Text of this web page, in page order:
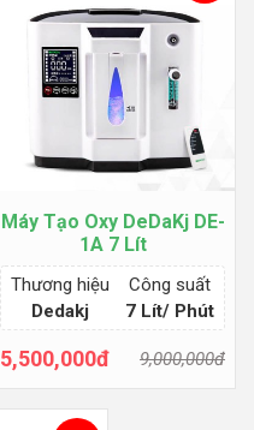
Máy Tạo Oxy DeDaKj DE-
1A 7 Lít
Thương hiệu
Dedakj
Công suất
7 Lít/ Phút
5,500,000đ 9,000,000đ